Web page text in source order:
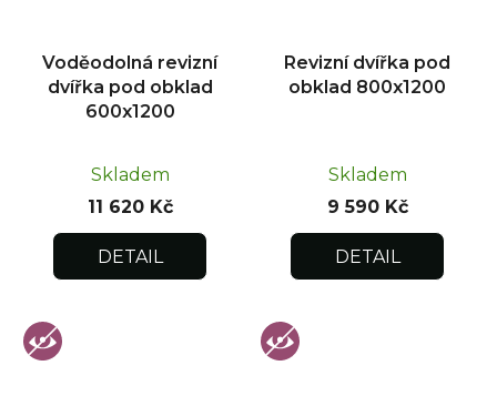
Voděodolná revizní
dvířka pod obklad
600x1200
Skladem
11 620 Kč
DETAIL
Revizní dvířka pod
obklad 800x1200
Skladem
9 590 Kč
DETAIL